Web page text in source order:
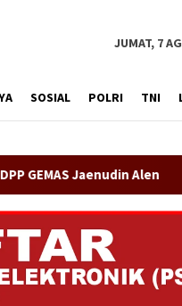
JUMAT, 7
SOSIAL POLRI TNI
OA PHIGMA Siap